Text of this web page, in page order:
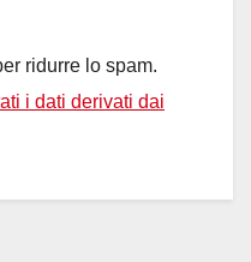
ridurre lo spam.
i dati derivati dai